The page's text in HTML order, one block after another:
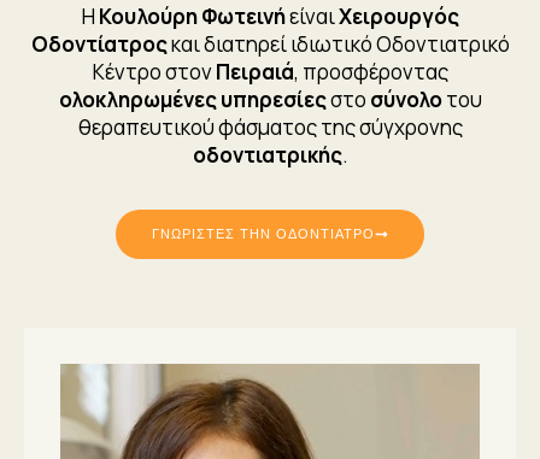
Η Κουλούρη ΦωτεινήείναιΧειρουργός
Οδοντίατροςκαι διατηρεί ιδιωτικό Οδοντιατρικό
Κέντρο στονΠειραιά, προσφέροντας
ολοκληρωμένες υπηρεσίεςστο σύνολοτου
θεραπευτικού φάσματος της σύγχρονης
οδοντιατρικής.
ΓΝΩΡΙΣΤΕΣ ΤΗΝ ΟΔΟΝΤΙΑΤΡΟ